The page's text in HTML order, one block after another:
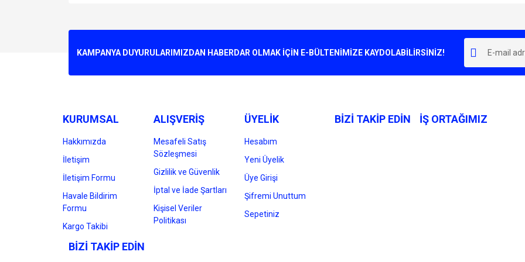
Ürün resmi kalitesiz, bozuk veya görüntülenemiyor.
Bu ürüne benzer farklı alternatifler olmalı.
KAMPANYA DUYURULARIMIZDAN HABERDAR OLMAK İÇİN E-BÜLTENİMİZE KAYDOLABİLİRSİNİZ!
KURUMSAL
Hakkımızda
İletişim
İletişim Formu
Havale Bildirim
Formu
Kargo Takibi
ALIŞVERİŞ
Mesafeli Satış
Sözleşmesi
Gizlilik ve Güvenlik
İptal ve İade Şartları
Kişisel Veriler
Politikası
ÜYELİK
Hesabım
Yeni Üyelik
Üye Girişi
Şifremi Unuttum
Sepetiniz
BİZİ TAKİP EDİN İŞ ORTAĞIMIZ
BİZİ TAKİP EDİN